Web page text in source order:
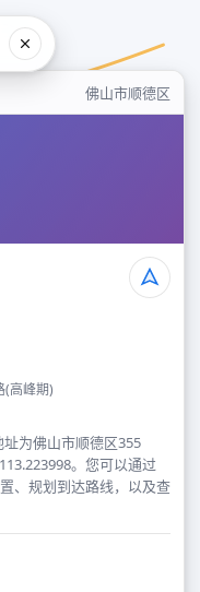
佛山市顺德区
(高峰期)
为佛山市顺德区355
。您可以通过
、规划到达路线，以及查